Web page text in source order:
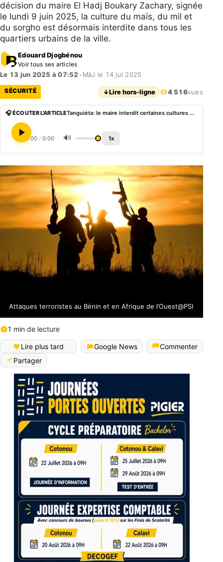
décision du maire El Hadj Boukary Zachary, signée
le lundi 9 juin 2025, la culture du maïs, du mil et
du sorgho est désormais interdite dans tous les
quartiers urbains de la ville.
Edouard Djogbénou
Voir tous ses articles
Le 13 jun 2025 à 07:52 • MàJ le 14 jul 2025
SÉCURITÉ ↓Lire hors-ligne 4 516vues
🎧 ÉCOUTER L'ARTICLE Tanguiéta: le maire interdit certaines cultures pour raisons sécuritaires
0:00 / 0:00 🔊 1x
Attaques terroristes au Bénin et en Afrique de l’Ouest@PSI
1 min de lecture
Lire plus tard Google News
Commenter
Partager